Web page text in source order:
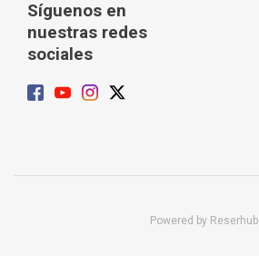
Síguenos en
nuestras redes
sociales
Powered by Reserhub